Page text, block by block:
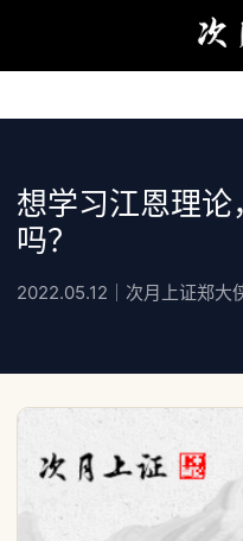
想学习江恩理
吗？
2022.05.12｜次月上证郑大